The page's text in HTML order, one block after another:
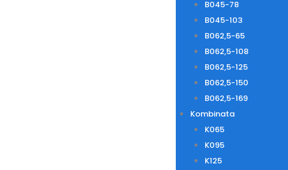
B045-78
B045-103
B062,5-65
B062,5-108
B062,5-125
B062,5-150
B062,5-169
Kombinata
K065
K095
K125